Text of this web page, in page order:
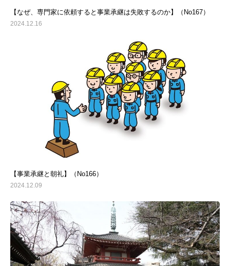
【なぜ、専門家に依頼すると事業承継は失敗するのか】（No167）
2024.12.16
【事業承継と朝礼】（No166）
2024.12.09